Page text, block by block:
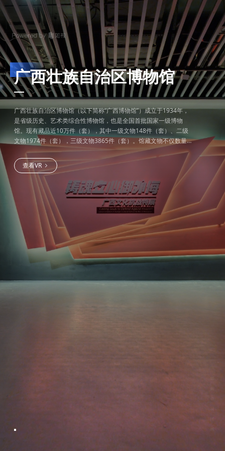
广西壮族自治区博物馆
广西壮族自治区博物馆（以下简称“广西博物馆”）成立于1934年，
是省级历史、艺术类综合性博物馆，也是全国首批国家一级博物
馆。现有藏品近10万件（套），其中一级文物148件（套）、二级
文物1974件（套），三级文物3865件（套）。馆藏文物不仅数量
众多，种类丰富，涵盖面广，历史跨度从旧石器时代直到近现代，
而且很多还具有浓郁的地方民族特色，具有很高的历史价值、艺术
价值和科学价值，见证了广西各个时期的历史发展和演变。 在文化
和旅游融合的时代背景下，全新起航的广西博物馆将集收藏、研
究、展览、教育、旅游、对外交流等职能为一体，立足“馆苑结
合”“动静相辅”的办馆特色，致力于挖掘广西历史人文内涵、展现广
西形象、讲好广西故事，推动文化和旅游融合，使文物能够“转”起
来、“智”起来和“动”起来，努力实现中华优秀传统文化创造性转化和
创新性发展，为建设新时代中国特色社会主义壮美广西作出更大的
贡献。
查看VR
真实如你所视